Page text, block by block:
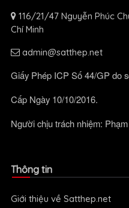
116/21/47 Nguyễn Phúc
Chí Minh
admin@satthep.net
Giấy Phép ICP Số 44/GP do
Cấp Ngày 10/10/2016.
Người chịu trách nhiệm:
Thông tin
Giới thiệu về Satthep.net